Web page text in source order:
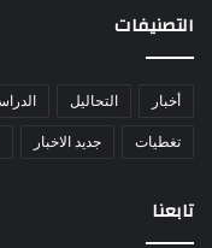
التصنيفات
أخبار التحاليل
تغطيات جديد الاخبار
تابعنا